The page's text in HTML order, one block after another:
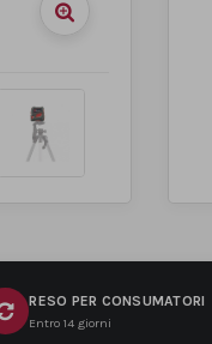
RESO PER CONSUMATORI
Entro 14 giorni